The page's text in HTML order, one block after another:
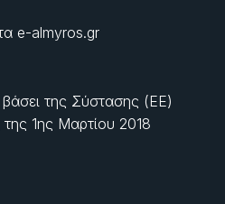
e-almyros.gr
βάσει της Σύστασης (ΕΕ)
1ης Μαρτίου 2018